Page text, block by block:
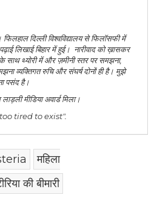
फिलहाल दिल्ली विश्वविद्यालय से फिलॉसफी में
लिखाई बिहार में हुई। नारीवाद को ख़ासकर
साथ थ्योरी में और ज़मीनी स्तर पर समझना,
व्यक्तिगत रुचि और संघर्ष दोनों ही है। मुझे
पसंद है।
मीडिया अवार्ड मिला।
too tired to exist".
महिला
की बीमारी